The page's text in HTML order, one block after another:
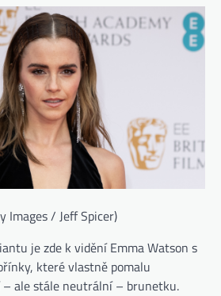
Images / Jeff Spicer)
je zde k vidění Emma Watson s
které vlastně pomalu
– ale stále neutrální – brunetku.